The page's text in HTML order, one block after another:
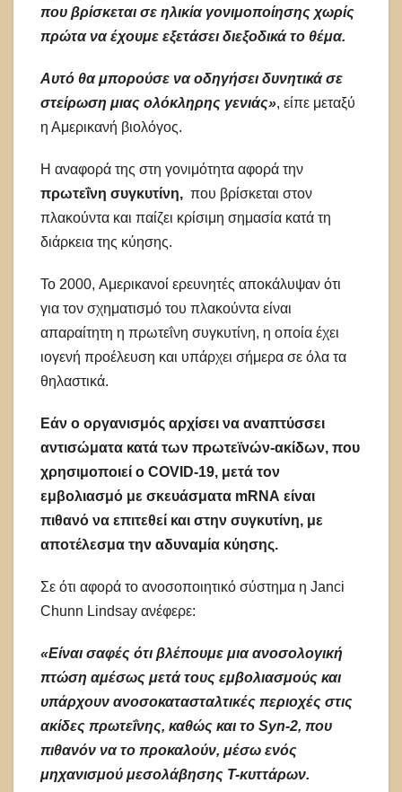
που βρίσκεται σε ηλικία γονιμοποίησης χωρίς
πρώτα να έχουμε εξετάσει διεξοδικά το θέμα.
Αυτό θα μπορούσε να οδηγήσει δυνητικά σε
στείρωση μιας ολόκληρης γενιάς», είπε μεταξύ
η Αμερικανή βιολόγος.
Η αναφορά της στη γονιμότητα αφορά την
πρωτεΐνη συγκυτίνη, που βρίσκεται στον
πλακούντα και παίζει κρίσιμη σημασία κατά τη
διάρκεια της κύησης.
Το 2000, Aμερικανοί ερευνητές αποκάλυψαν ότι
για τον σχηματισμό του πλακούντα είναι
απαραίτητη η πρωτεΐνη συγκυτίνη, η οποία έχει
ιογενή προέλευση και υπάρχει σήμερα σε όλα τα
θηλαστικά.
Εάν ο οργανισμός αρχίσει να αναπτύσσει
αντισώματα κατά των πρωτεϊνών-ακίδων, που
χρησιμοποιεί ο COVID-19, μετά τον
εμβολιασμό με σκευάσματα mRNΑ είναι
πιθανό να επιτεθεί και στην συγκυτίνη, με
αποτέλεσμα την αδυναμία κύησης.
Σε ότι αφορά το ανοσοποιητικό σύστημα η Janci
Chunn Lindsay ανέφερε:
«Είναι σαφές ότι βλέπουμε μια ανοσολογική
πτώση αμέσως μετά τους εμβολιασμούς και
υπάρχουν ανοσοκατασταλτικές περιοχές στις
ακίδες πρωτεΐνης, καθώς και το Syn-2, που
πιθανόν να το προκαλούν, μέσω ενός
μηχανισμού μεσολάβησης Τ-κυττάρων.